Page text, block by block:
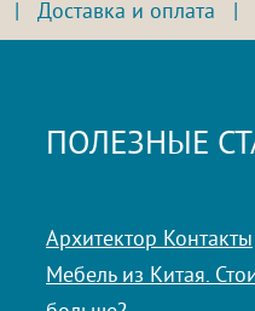
Доставка и оплата
ПОЛЕЗНЫЕ
Архитектор Контакты
Мебель из Китая.